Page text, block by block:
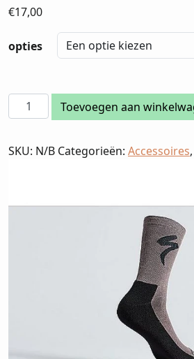
€17,00
opties
Specialized
Primaloft
Tall
Gun
Toevoegen aan
SKU: N/B Categorieën: Accessoires,